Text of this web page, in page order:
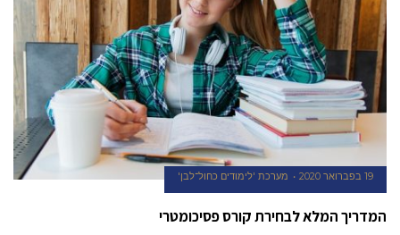
19 בפברואר 2020 מערכת 'לימודים כחול־לבן'
המדריך המלא לבחירת קורס פסיכומטרי